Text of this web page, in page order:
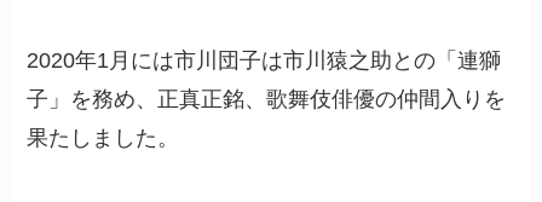
2020年1月には市川団子は市川猿之助との「連獅
子」を務め、正真正銘、歌舞伎俳優の仲間入りを
果たしました。